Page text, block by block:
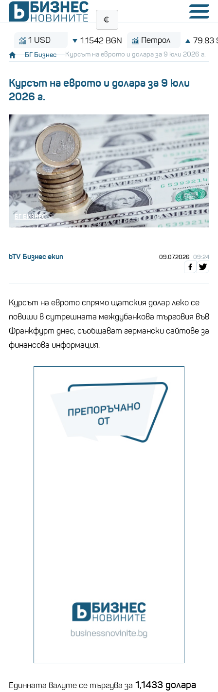
1 USD 1.1542 BGN Петрол 79.83 $/
БГ Бизнес Курсът на еврото и долара за 9 юли 2026 г.
Курсът на еврото и долара за 9 юли
2026 г.
БГ БИЗНЕС
bTV Бизнес екип 09.07.2026 09:24
Курсът на еврото спрямо щатския долар леко се
повиши в сутрешната междубанкова търговия във
Франкфурт днес, съобщават германски сайтове за
финансова информация.
Единната валуте се търгува за 1,1433 долара